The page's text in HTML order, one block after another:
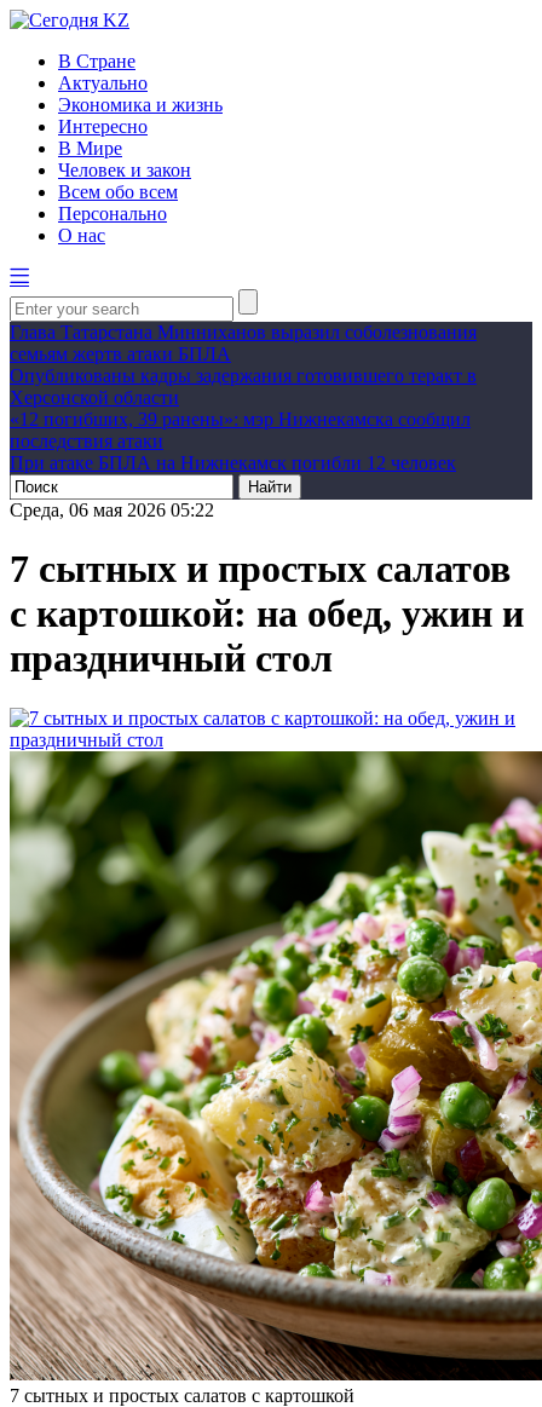
В Стране
Актуально
Экономика и жизнь
Интересно
В Мире
Человек и закон
Всем обо всем
Персонально
О нас
Глава Татарстана Минниханов выразил соболезнования
семьям жертв атаки БПЛА
Опубликованы кадры задержания готовившего теракт в
Херсонской области
«12 погибших, 39 ранены»: мэр Нижнекамска сообщил
последствия атаки
При атаке БПЛА на Нижнекамск погибли 12 человек
Среда, 06 мая 2026 05:22
7 сытных и простых салатов
с картошкой: на обед, ужин и
праздничный стол
7 сытных и простых салатов с картошкой